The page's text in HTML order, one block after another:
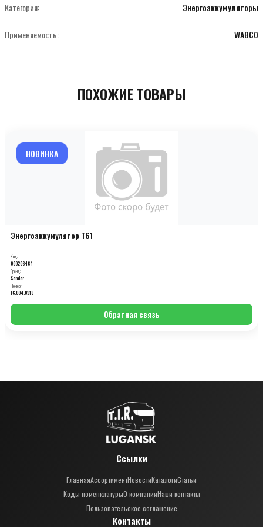
Категория: Энергоаккумуляторы
Применяемость: WABCO
ПОХОЖИЕ ТОВАРЫ
НОВИНКА
Энергоаккумулятор T61
Код:
000206464
Бренд:
Sonder
Номер:
16.004.0318
Обратная связь
Ссылки
ГлавнаяАссортиментНовостиКаталогиСтатьи
Коды номенклатурыО компанииНаши контакты
Пользовательское соглашение
Контакты